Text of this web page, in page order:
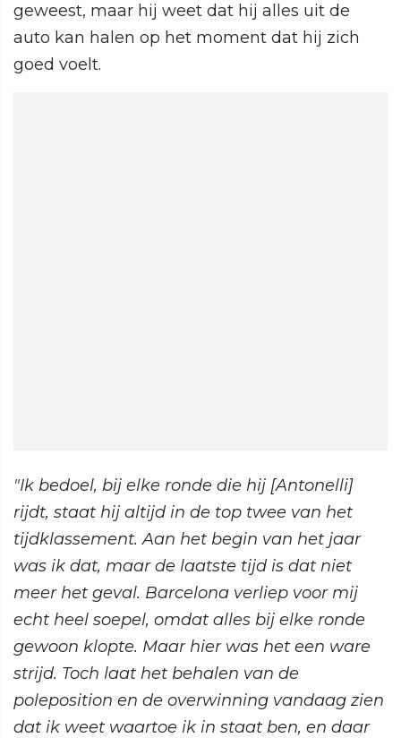
geweest, maar hij weet dat hij alles uit de
auto kan halen op het moment dat hij zich
goed voelt.
"Ik bedoel, bij elke ronde die hij [Antonelli]
rijdt, staat hij altijd in de top twee van het
tijdklassement. Aan het begin van het jaar
was ik dat, maar de laatste tijd is dat niet
meer het geval. Barcelona verliep voor mij
echt heel soepel, omdat alles bij elke ronde
gewoon klopte. Maar hier was het een ware
strijd. Toch laat het behalen van de
poleposition en de overwinning vandaag zien
dat ik weet waartoe ik in staat ben, en daar